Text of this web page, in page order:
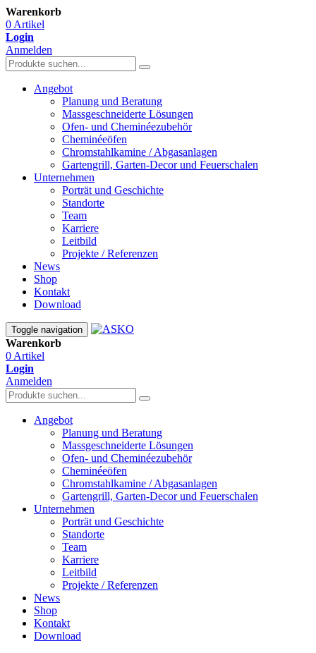
Warenkorb
0 Artikel
Login
Anmelden
Angebot
Planung und Beratung
Massgeschneiderte Lösungen
Ofen- und Cheminéezubehör
Cheminéeöfen
Chromstahlkamine / Abgasanlagen
Gartengrill, Garten-Decor und Feuerschalen
Unternehmen
Porträt und Geschichte
Standorte
Team
Karriere
Leitbild
Projekte / Referenzen
News
Shop
Kontakt
Download
Toggle navigation
Warenkorb
0 Artikel
Login
Anmelden
Angebot
Planung und Beratung
Massgeschneiderte Lösungen
Ofen- und Cheminéezubehör
Cheminéeöfen
Chromstahlkamine / Abgasanlagen
Gartengrill, Garten-Decor und Feuerschalen
Unternehmen
Porträt und Geschichte
Standorte
Team
Karriere
Leitbild
Projekte / Referenzen
News
Shop
Kontakt
Download